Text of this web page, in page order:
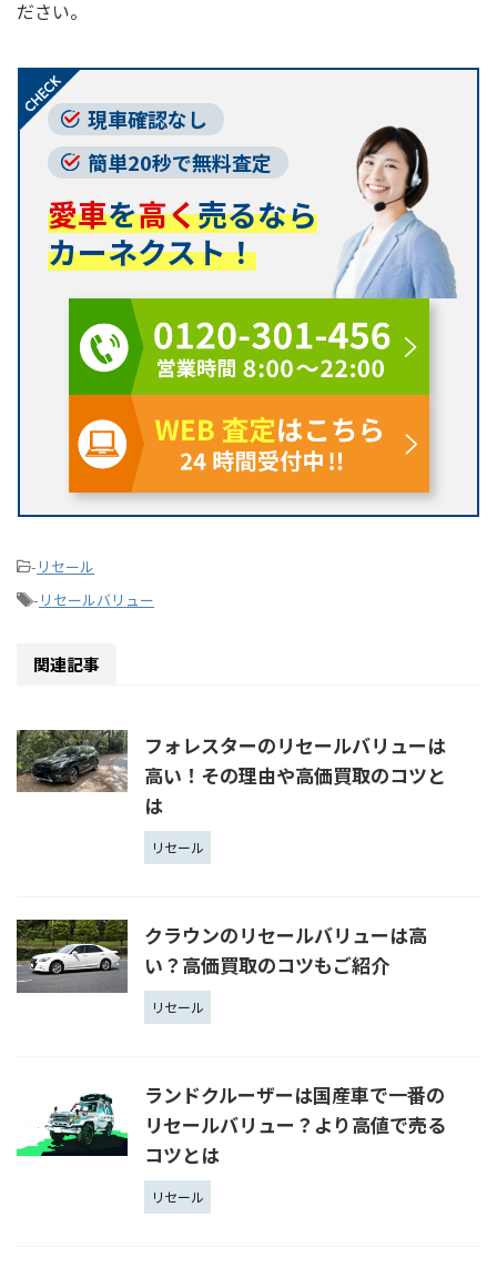
ださい。
現車確認なし
簡単20秒で無料査定
愛車を高く売るなら
カーネクスト！
- リセール
- リセールバリュー
関連記事
フォレスターのリセールバリューは
高い！その理由や高価買取のコツと
は
リセール
クラウンのリセールバリューは高
い？高価買取のコツもご紹介
リセール
ランドクルーザーは国産車で一番の
リセールバリュー？より高値で売る
コツとは
リセール